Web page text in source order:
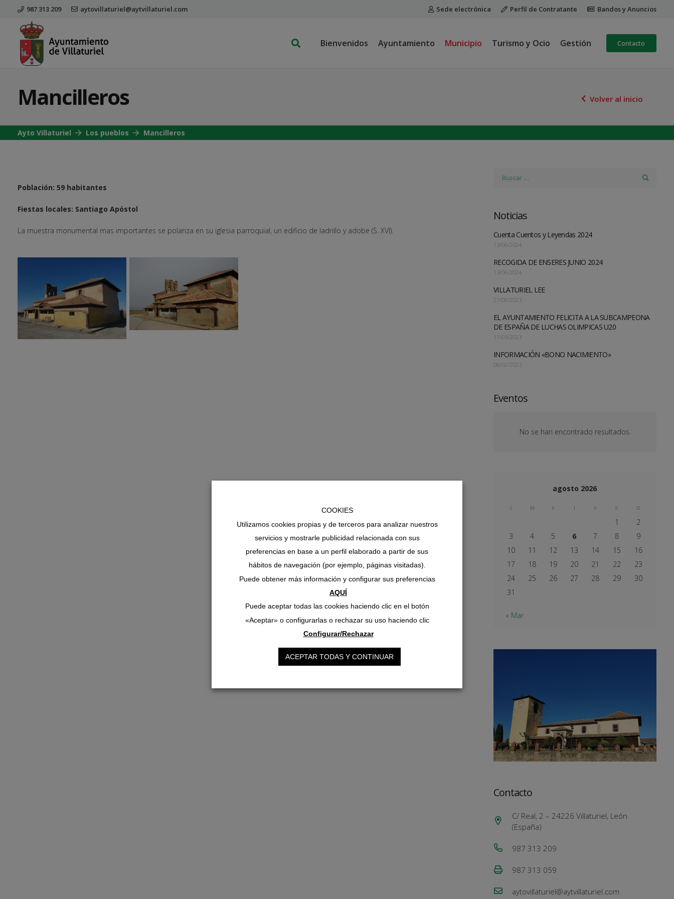
987 313 209 aytovillaturiel@aytvillaturiel.com Sede electrónica Perfil de Contratante Bandos y Anuncios
Bienvenidos Ayuntamiento Municipio Turismo y Ocio Gestión Contacto
Mancilleros Volver al inicio
Ayto Villaturiel Los pueblos Mancilleros
Población: 59 habitantes
Fiestas locales: Santiago Apóstol
La muestra monumental mas importantes se polariza en su iglesia parroquial, un edificio de ladrillo y adobe (S. XVI).
Noticias
Cuenta Cuentos y Leyendas 2024
13/06/2024
RECOGIDA DE ENSERES JUNIO 2024
13/06/2024
VILLATURIEL LEE
21/08/2023
EL AYUNTAMIENTO FELICITA A LA SUBCAMPEONA
DE ESPAÑA DE LUCHAS OLIMPICAS U20
11/03/2023
INFORMACIÓN «BONO NACIMIENTO»
08/02/2023
Eventos
No se han encontrado resultados.
agosto 2026
L M X J V S D
1
2
3
4 5 6 7 8
9
10
11 12 13 14 15
16
17
18 19 20 21 22
23
24
25 26 27 28 29
30
31
« Mar
Contacto
C/ Real, 2 – 24226 Villaturiel, León
(España)
987 313 209
987 313 059
aytovillaturiel@aytvillaturiel.com
COOKIES
Utilizamos cookies propias y de terceros para analizar nuestros
servicios y mostrarle publicidad relacionada con sus
preferencias en base a un perfil elaborado a partir de sus
hábitos de navegación (por ejemplo, páginas visitadas).
Puede obtener más información y configurar sus preferencias
AQUÍ
Puede aceptar todas las cookies haciendo clic en el botón
«Aceptar» o configurarlas o rechazar su uso haciendo clic
Configurar/Rechazar
ACEPTAR TODAS Y CONTINUAR